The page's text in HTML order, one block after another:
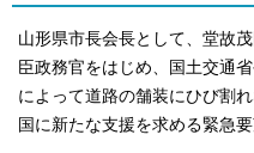
山形県市長会長として、堂故
臣政務官をはじめ、国土交通
によって道路の舗装にひび割
国に新たな支援を求める緊急